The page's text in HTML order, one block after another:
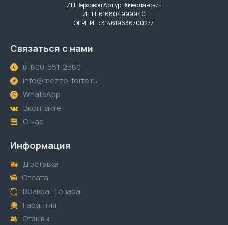
ИП Верховод Артур Вячеславович
ИНН: 616804999940
ОГРНИП: 314619636700277
Связаться с нами
8-800-551-2580
info@mezzo-forte.ru
WhatsApp
Вконтакте
О нас
Информация
Доставка
Оплата
Возврат товара
Гарантия
Отзывы